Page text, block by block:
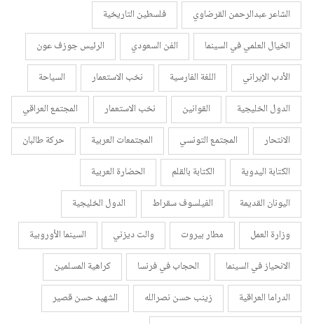
الشاعر عبدالرحمن القرضاوي
فلسطين التاريخية
الخيال العلمي في السينما
الفن السعودي
الرئيس جوزف عون
الأدب الإيراني
اللغة الفارسية نخب الاستعمار
السياحة
الدول الخليجية
القوانين نخب الاستعمار
المجتمع العراقي
الانتحار
المجتمع التونسي المجتمعات العربية
حركة طالبان
الكتابة اليدوية
الكتابة بالقلم
الحضارة العربية
اليونان القديمة
الفيلسوف سقراط
الدول الخليجية
وزارة العمل
مطار بيروت والت ديزني
السينما الأوروبية
الانحياز في السينما
الحجاب في فرنسا
كراهية المسلمين
الدراما العراقية
زينب حسن نصرالله
الشهيد حسن قصير